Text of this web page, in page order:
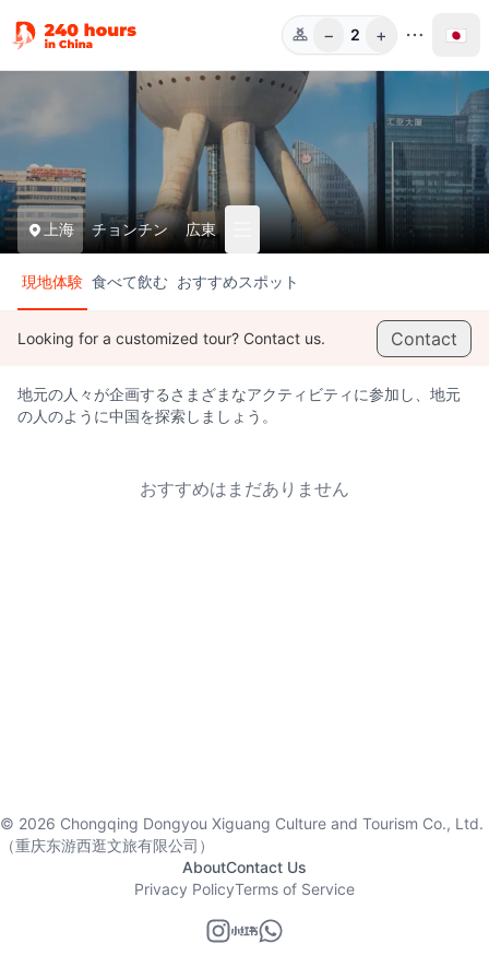
人数
− 2 + 🇯🇵
上海 チョンチン 広東
現地体験 食べて飲む おすすめスポット
Looking for a customized tour? Contact us. Contact
地元の人々が企画するさまざまなアクティビティに参加し、地元
の人のように中国を探索しましょう。
おすすめはまだありません
© 2026 Chongqing Dongyou Xiguang Culture and Tourism Co., Ltd.
（重庆东游西逛文旅有限公司）
AboutContact Us
Privacy PolicyTerms of Service